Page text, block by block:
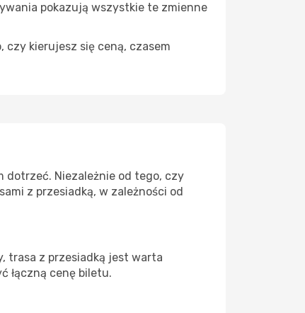
pokazują wszystkie te zmienne
kierujesz się ceną, czasem
dotrzeć. Niezależnie od tego, czy
z przesiadką, w zależności od
trasa z przesiadką jest warta
łączną cenę biletu.